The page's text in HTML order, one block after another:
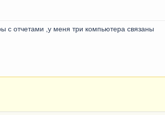
с отчетами ,у меня три компьютера связаны